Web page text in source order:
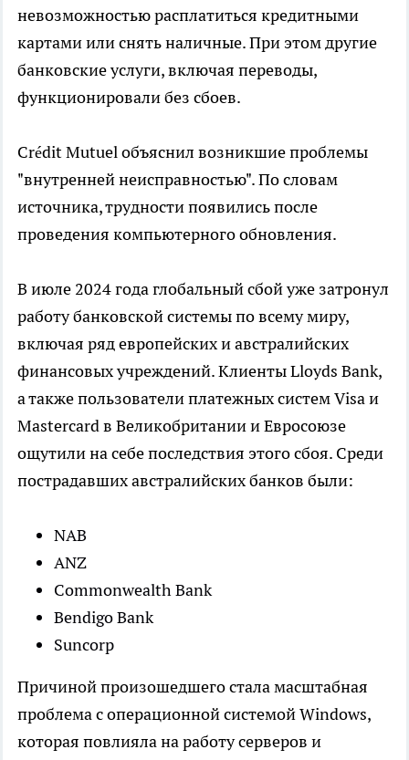
невозможностью расплатиться кредитными
картами или снять наличные. При этом другие
банковские услуги, включая переводы,
функционировали без сбоев.
Crédit Mutuel объяснил возникшие проблемы
"внутренней неисправностью". По словам
источника, трудности появились после
проведения компьютерного обновления.
В июле 2024 года глобальный сбой уже затронул
работу банковской системы по всему миру,
включая ряд европейских и австралийских
финансовых учреждений. Клиенты Lloyds Bank,
а также пользователи платежных систем Visa и
Mastercard в Великобритании и Евросоюзе
ощутили на себе последствия этого сбоя. Среди
пострадавших австралийских банков были:
NAB
ANZ
Commonwealth Bank
Bendigo Bank
Suncorp
Причиной произошедшего стала масштабная
проблема с операционной системой Windows,
которая повлияла на работу серверов и